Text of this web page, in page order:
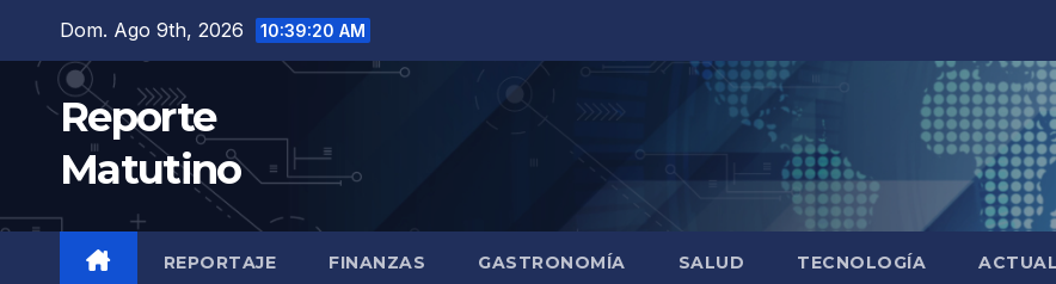
contenido
Dom. Ago 9th, 2026 10:39:22 AM
Reporte
Matutino
REPORTAJE FINANZAS GASTRONOMÍA SALUD TECNOLOGÍA